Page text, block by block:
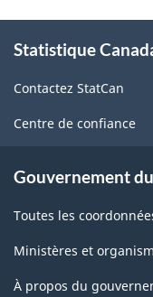
propos
ce
site
Statistique
Contactez StatCan
Centre de confiance
Gouvernement
Toutes les
Ministères et
À propos du